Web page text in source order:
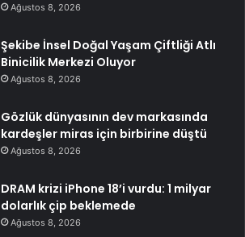
Ağustos 8, 2026
Şekibe İnsel Doğal Yaşam Çiftliği Atlı
Binicilik Merkezi Oluyor
Ağustos 8, 2026
Gözlük dünyasının dev markasında
kardeşler miras için birbirine düştü
Ağustos 8, 2026
DRAM krizi iPhone 18’i vurdu: 1 milyar
dolarlık çip beklemede
Ağustos 8, 2026